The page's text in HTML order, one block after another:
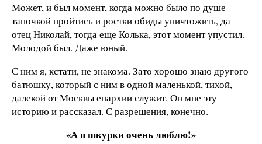
Может, и был момент, когда можно было по душе
тапочкой пройтись и ростки обиды уничтожить, да
отец Николай, тогда еще Колька, этот момент упустил.
Молодой был. Даже юный.
С ним я, кстати, не знакома. Зато хорошо знаю другого
батюшку, который с ним в одной маленькой, тихой,
далекой от Москвы епархии служит. Он мне эту
историю и рассказал. С разрешения, конечно.
«А я шкурки очень люблю!»